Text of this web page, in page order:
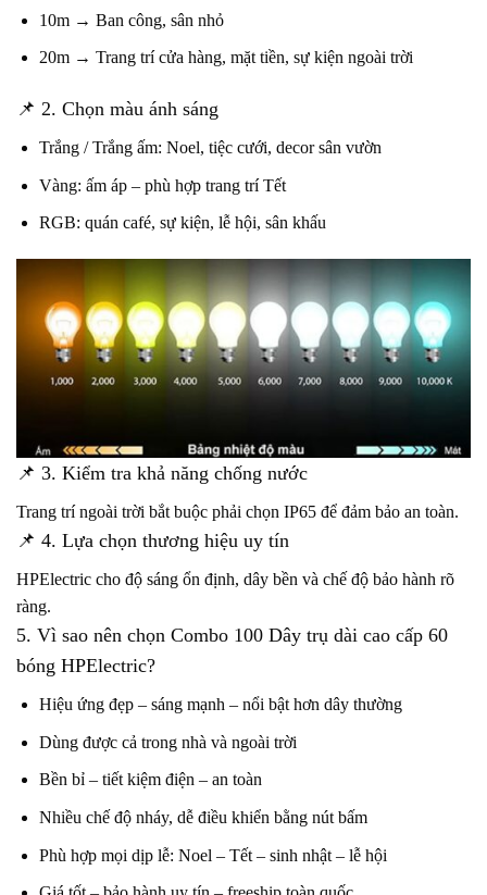
10m → Ban công, sân nhỏ
20m → Trang trí cửa hàng, mặt tiền, sự kiện ngoài trời
📌 2. Chọn màu ánh sáng
Trắng / Trắng ấm: Noel, tiệc cưới, decor sân vườn
Vàng: ấm áp – phù hợp trang trí Tết
RGB: quán café, sự kiện, lễ hội, sân khấu
📌 3. Kiểm tra khả năng chống nước
Trang trí ngoài trời bắt buộc phải chọn IP65 để đảm bảo an toàn.
📌 4. Lựa chọn thương hiệu uy tín
HPElectric cho độ sáng ổn định, dây bền và chế độ bảo hành rõ
ràng.
5. Vì sao nên chọn Combo 100 Dây trụ dài cao cấp 60
bóng HPElectric?
Hiệu ứng đẹp – sáng mạnh – nổi bật hơn dây thường
Dùng được cả trong nhà và ngoài trời
Bền bỉ – tiết kiệm điện – an toàn
Nhiều chế độ nháy, dễ điều khiển bằng nút bấm
Phù hợp mọi dịp lễ: Noel – Tết – sinh nhật – lễ hội